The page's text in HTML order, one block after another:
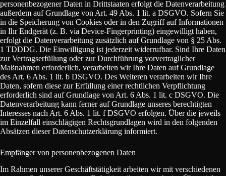
personenbezogener Daten in Drittstaaten erfolgt die Datenverarbeitung
außerdem auf Grundlage von Art. 49 Abs. 1 lit. a DSGVO. Sofern Sie
in die Speicherung von Cookies oder in den Zugriff auf Informationen
in Ihr Endgerät (z. B. via Device-Fingerprinting) eingewilligt haben,
erfolgt die Datenverarbeitung zusätzlich auf Grundlage von § 25 Abs.
1 TDDDG. Die Einwilligung ist jederzeit widerrufbar. Sind Ihre Daten
zur Vertragserfüllung oder zur Durchführung vorvertraglicher
Maßnahmen erforderlich, verarbeiten wir Ihre Daten auf Grundlage
des Art. 6 Abs. 1 lit. b DSGVO. Des Weiteren verarbeiten wir Ihre
Daten, sofern diese zur Erfüllung einer rechtlichen Verpflichtung
erforderlich sind auf Grundlage von Art. 6 Abs. 1 lit. c DSGVO. Die
Datenverarbeitung kann ferner auf Grundlage unseres berechtigten
Interesses nach Art. 6 Abs. 1 lit. f DSGVO erfolgen. Über die jeweils
im Einzelfall einschlägigen Rechtsgrundlagen wird in den folgenden
Absätzen dieser Datenschutzerklärung informiert.
Empfänger von personenbezogenen Daten
Im Rahmen unserer Geschäftstätigkeit arbeiten wir mit verschiedenen